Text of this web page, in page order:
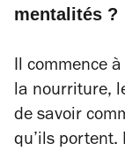
mentalités ?
Il commence
la nourriture,
de savoir
qu’ils portent.